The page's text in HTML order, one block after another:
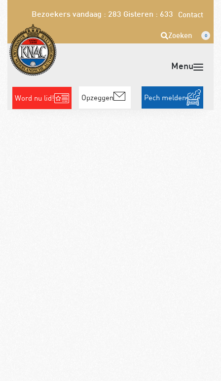
Bezoekers vandaag : 283 Gisteren : 633 Contact
Zoeken 0
Word nu lid! Opzeggen Pech melden